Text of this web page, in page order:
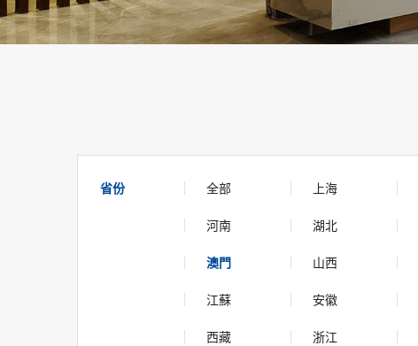
省份 全部 上海
河南 湖北
澳門 山西
江蘇 安徽
西藏 浙江